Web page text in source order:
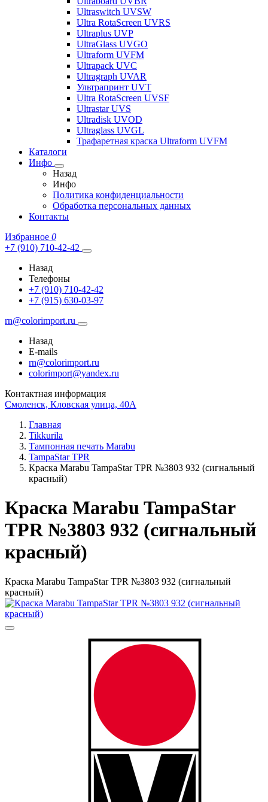
Ultraswitch UVSW
Ultra RotaScreen UVRS
Ultraplus UVP
UltraGlass UVGO
Ultraform UVFM
Ultrapack UVC
Ultragraph UVAR
Ультрапринт UVT
Ultra RotaScreen UVSF
Ultrastar UVS
Ultradisk UVOD
Ultraglass UVGL
Трафаретная краска Ultraform UVFM
Каталоги
Инфо
Назад
Инфо
Политика конфиденциальности
Обработка персональных данных
Контакты
Избранное 0
+7 (910) 710-42-42
Назад
Телефоны
+7 (910) 710-42-42
+7 (915) 630-03-97
rn@colorimport.ru
Назад
E-mails
rn@colorimport.ru
colorimport@yandex.ru
Контактная информация
Смоленск, Кловская улица, 40А
Главная
Tikkurila
Тампонная печать Marabu
TampaStar TPR
Краска Marabu TampaStar TPR №3803 932 (сигнальный
красный)
Краска Marabu TampaStar
TPR №3803 932 (сигнальный
красный)
Краска Marabu TampaStar TPR №3803 932 (сигнальный
красный)